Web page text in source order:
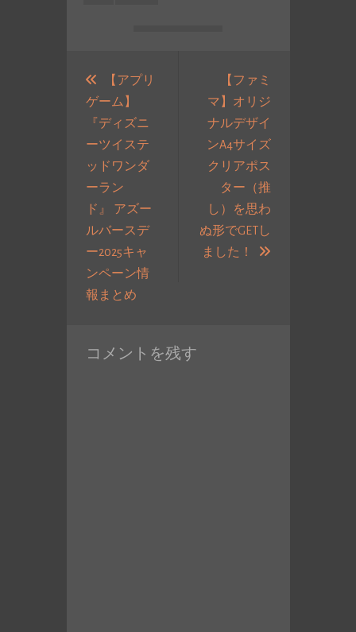
【アプリ
ゲーム】
『ディズニ
ーツイステ
ッドワンダ
ーラン
ド』 アズー
ルバースデ
ー2025キャ
ンペーン情
報まとめ過
投
【ファミ
マ】オリジ
ナルデザイ
ンA4サイズ
クリアポス
ター（推
し）を思わ
ぬ形でGETし
ました！
次
コメントを残す